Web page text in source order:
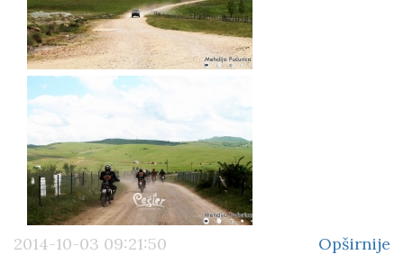
2014-10-03 09:21:50 Opširnije